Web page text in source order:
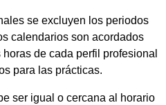
se excluyen los periodos
calendarios son acordados
de cada perfil profesional
para las prácticas.
ser igual o cercana al horario